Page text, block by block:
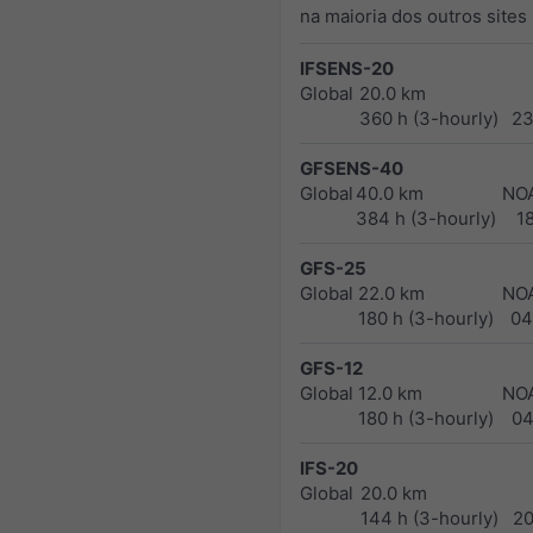
na maioria dos outros sites
IFSENS-20
Global 20.0 km
360 h (3-hourly)
GFSENS-40
Global 40.0 km
384 h (3-hourly)
GFS-25
Global 22.0 km
180 h (3-hourly)
GFS-12
Global 12.0 km
180 h (3-hourly)
IFS-20
Global 20.0 km
144 h (3-hourly)